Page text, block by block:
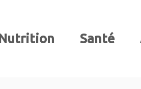
Nutrition Santé